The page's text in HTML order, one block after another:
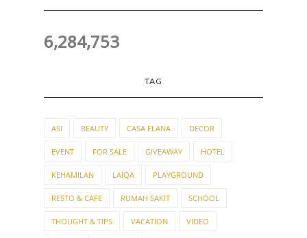
6,284,753
TAG
ASI BEAUTY CASA ELANA DECOR
EVENT FOR SALE GIVEAWAY HOTEL
KEHAMILAN LAIQA PLAYGROUND
RESTO & CAFE RUMAH SAKIT SCHOOL
THOUGHT & TIPS VACATION VIDEO